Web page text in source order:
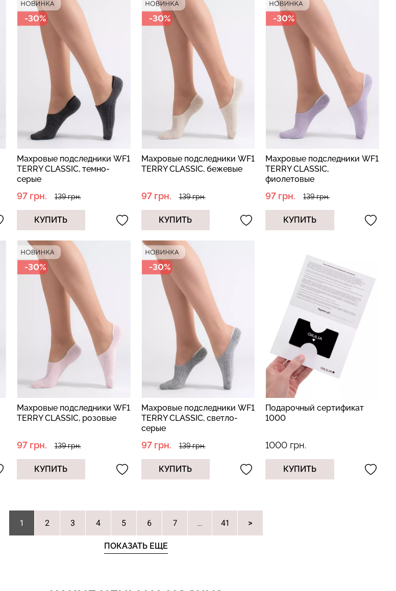
-30%
Махровые подследники WF1
TERRY CLASSIC, темно-
серые
97 грн. 139 грн.
КУПИТЬ
-30%
Махровые подследники WF1
TERRY CLASSIC, бежевые
97 грн. 139 грн.
КУПИТЬ
-30%
Махровые подследники WF1
TERRY CLASSIC,
фиолетовые
97 грн. 139 грн.
КУПИТЬ
-30%
Махровые подследники WF1
TERRY CLASSIC, розовые
97 грн. 139 грн.
КУПИТЬ
-30%
Махровые подследники WF1
TERRY CLASSIC, светло-
серые
97 грн. 139 грн.
КУПИТЬ
Подарочный сертификат
1000
1000 грн.
КУПИТЬ
ПОКАЗАТЬ ЕЩЕ
1 2 3 4 5 6 7 ... 41